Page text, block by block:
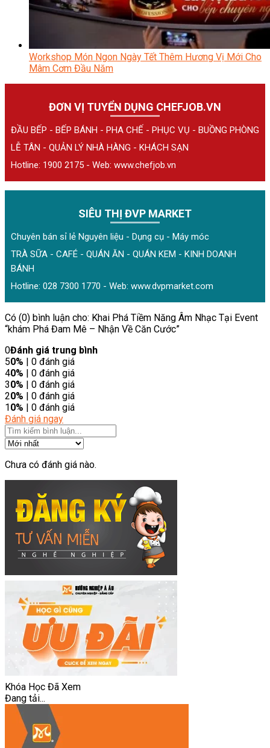
Workshop Món Ngon Ngày Tết Thêm Hương Vị Mới Cho
Mâm Cơm Đầu Năm
ĐƠN VỊ TUYỂN DỤNG CHEFJOB.VN
ĐẦU BẾP - BẾP BÁNH - PHA CHẾ - PHỤC VỤ - BUỒNG PHÒNG
LỄ TÂN - QUẢN LÝ NHÀ HÀNG - KHÁCH SẠN
Hotline: 1900 2175 - Web: www.chefjob.vn
SIÊU THỊ ĐVP MARKET
Chuyên bán sỉ lẻ Nguyên liệu - Dụng cụ - Máy móc
TRÀ SỮA - CAFÉ - QUÁN ĂN - QUÁN KEM - KINH DOANH
BÁNH
Hotline: 028 7300 1770 - Web: www.dvpmarket.com
Có (0) bình luận cho: Khai Phá Tiềm Năng Âm Nhạc Tại Event
“khám Phá Đam Mê – Nhận Về Căn Cước”
0Đánh giá trung bình
50% | 0 đánh giá
40% | 0 đánh giá
30% | 0 đánh giá
20% | 0 đánh giá
1 0% | 0 đánh giá
Đánh giá ngay
Chưa có đánh giá nào.
Khóa Học Đã Xem
Đang tải...